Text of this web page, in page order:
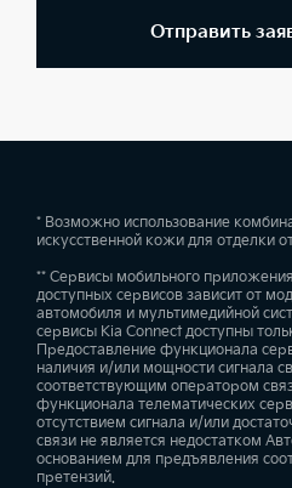
Отправить
* Возможно использование
искусственной кожи для отделки
** Сервисы мобильного
доступных сервисов зависит от
автомобиля и мультимедийной
сервисы Kia Connect доступны
Предоставление функционала
наличия и/или мощности сигнала
соответствующим оператором
функционала телематических
отсутствием сигнала и/или
связи не является недостатком
основанием для предъявления
претензий.